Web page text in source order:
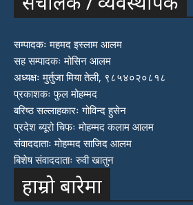
सम्पादकः महमद इस्लाम आलम
सह सम्पादकः मोसिन आलम
अध्यक्षः मुर्तुजा मिया तेली, ९८५४०२०८१८
प्रकाशकः फुल मोहम्मद
बरिष्ठ सल्लाहकारः गोविन्द हुसेन
प्रदेश ब्यूरो चिफः मोहम्मद कलाम आलम
संवाददाताः मोहम्मद साजिद आलम
बिशेष संवाददाताः रुवी खातुन
हाम्रो बारेमा